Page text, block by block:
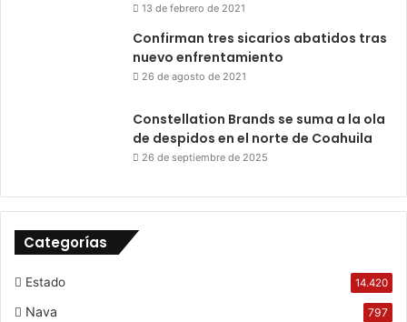
13 de febrero de 2021
Confirman tres sicarios abatidos tras
nuevo enfrentamiento
26 de agosto de 2021
Constellation Brands se suma a la ola
de despidos en el norte de Coahuila
26 de septiembre de 2025
Categorías
Estado 14.420
Nava 797